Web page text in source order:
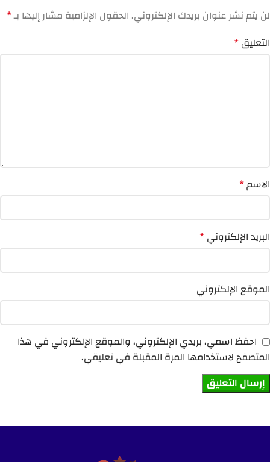
لن يتم نشر عنوان بريدك الإلكتروني. الحقول الإلزامية مشار إليها بـ*
التعليق*
الاسم*
البريد الإلكتروني*
الموقع الإلكتروني
احفظ اسمي، بريدي الإلكتروني، والموقع الإلكتروني في هذا
المتصفح لاستخدامها المرة المقبلة في تعليقي.